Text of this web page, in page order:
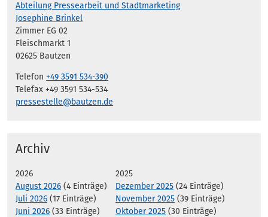
Abteilung Pressearbeit und Stadtmarketing
Josephine Brinkel
Zimmer EG 02
Fleischmarkt 1
02625 Bautzen
Telefon +49 3591 534-390
Telefax +49 3591 534-534
pressestelle@bautzen.de
Archiv
2026
August 2026 (4 Einträge)
Juli 2026 (17 Einträge)
Juni 2026 (33 Einträge)
2025
Dezember 2025 (24 Einträge)
November 2025 (39 Einträge)
Oktober 2025 (30 Einträge)